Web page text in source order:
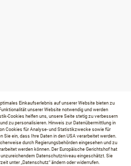
Einkaufserlebnis auf unserer Website bieten zu
unserer Website notwendig und werden
Cookies helfen uns, unsere Seite stetig zu verbessern
zu personalisieren. Hinweis zur Datenübermittlung in
Cookies für Analyse- und Statistikzwecke sowie für
Sie ein, dass Ihre Daten in den USA verarbeitet werden.
durch Regierungsbehörden eingesehen und zu
werden können. Der Europäische Gerichtshof hat
Datenschutzniveau eingeschätzt. Sie
unter „Datenschutz“ ändern oder widerrufen.